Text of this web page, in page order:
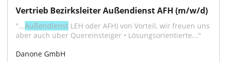
Vertrieb Bezirksleiter Außendienst AFH (m/w/d)
"...Außendienst LEH oder AFH) von Vorteil, wir freuen uns
aber auch über Quereinsteiger • Lösungsorientierte..."
Danone GmbH